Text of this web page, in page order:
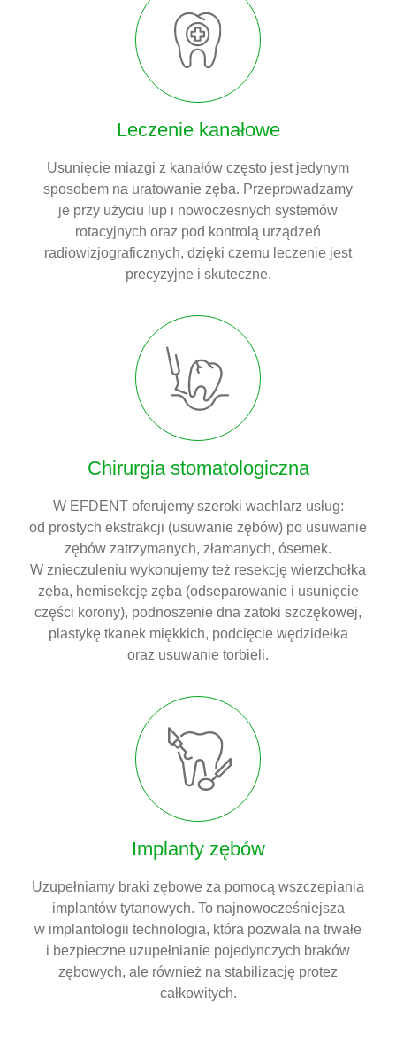
Leczenie kanałowe
Usunięcie miazgi z kanałów często jest jedynym
sposobem na uratowanie zęba. Przeprowadzamy
je przy użyciu lup i nowoczesnych systemów
rotacyjnych oraz pod kontrolą urządzeń
radiowizjograficznych, dzięki czemu leczenie jest
precyzyjne i skuteczne.
Chirurgia stomatologiczna
W EFDENT oferujemy szeroki wachlarz usług:
od prostych ekstrakcji (usuwanie zębów) po usuwanie
zębów zatrzymanych, złamanych, ósemek.
W znieczuleniu wykonujemy też resekcję wierzchołka
zęba, hemisekcję zęba (odseparowanie i usunięcie
części korony), podnoszenie dna zatoki szczękowej,
plastykę tkanek miękkich, podcięcie wędzidełka
oraz usuwanie torbieli.
Implanty zębów
Uzupełniamy braki zębowe za pomocą wszczepiania
implantów tytanowych. To najnowocześniejsza
w implantologii technologia, która pozwala na trwałe
i bezpieczne uzupełnianie pojedynczych braków
zębowych, ale również na stabilizację protez
całkowitych.